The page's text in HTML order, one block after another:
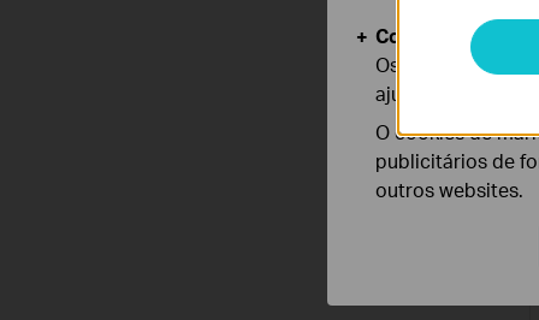
Cookies de
Os cookies de
ajustar a
O cookies de
publicitários de
outros websites.